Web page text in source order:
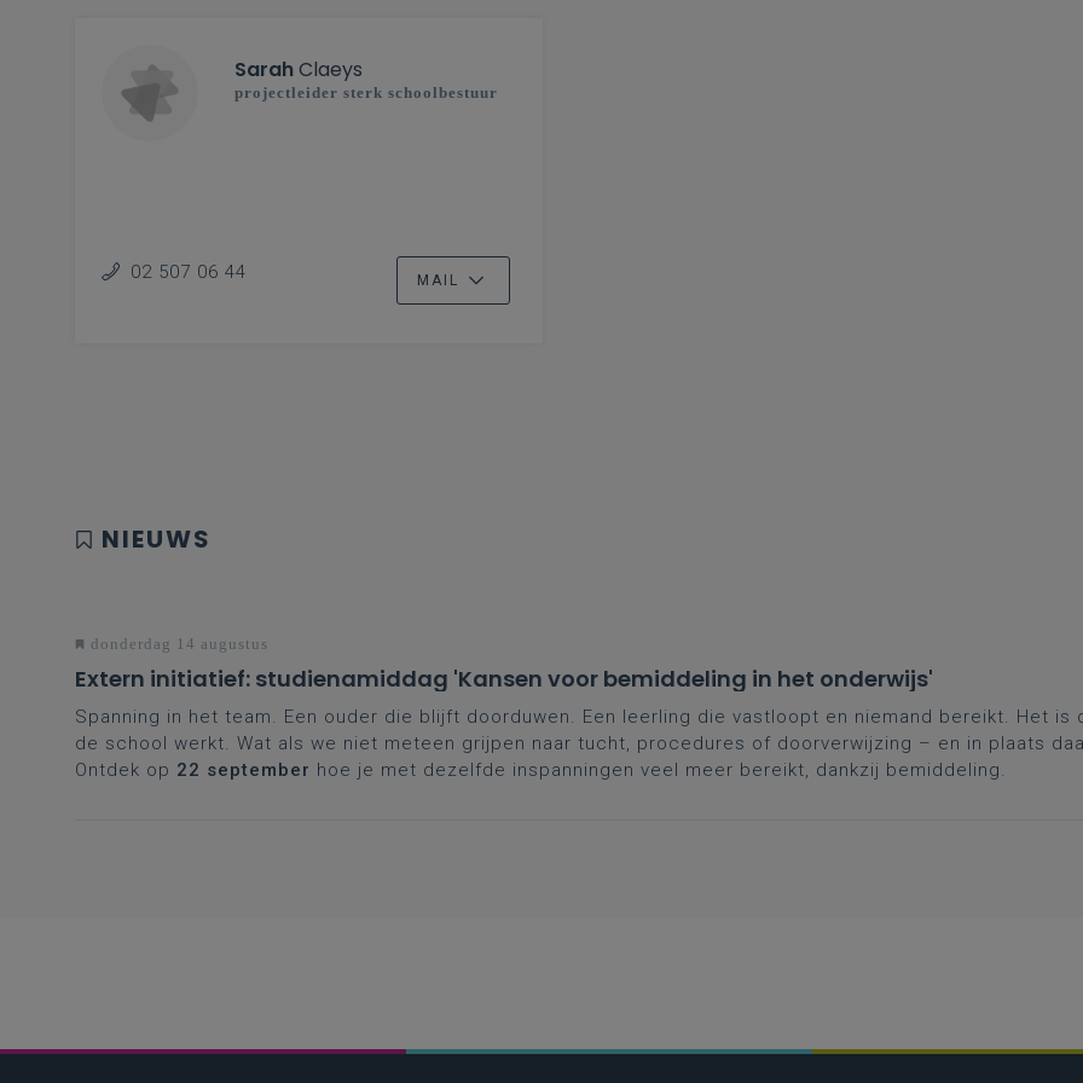
SarahClaeys
projectleider sterk schoolbestuur
02 507 06 44 MAIL
NIEUWS
donderdag 14 augustus
Extern initiatief: studienamiddag 'Kansen voor bemiddeling in het onderwijs'
Spanning in het team. Een ouder die blijft doorduwen. Een leerling die vastloopt en niemand bereikt. Het
de school werkt. Wat als we niet meteen grijpen naar tucht, procedures of doorverwijzing – en in plaats
Ontdek op 22 september hoe je met dezelfde inspanningen veel meer bereikt, dankzij bemiddeling.